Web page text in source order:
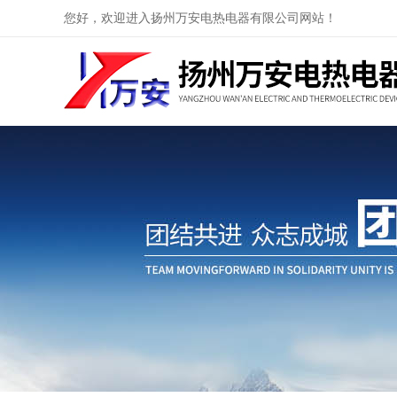
您好，欢迎进入扬州万安电热电器有限公司网站！